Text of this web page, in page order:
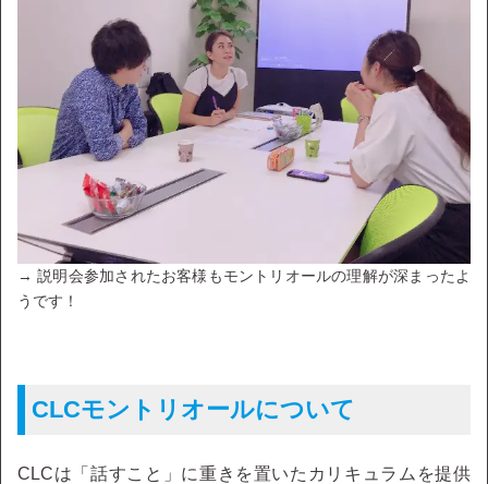
→ 説明会参加されたお客様もモントリオールの理解が深まったよ
うです！
CLCモントリオールについて
CLCは「話すこと」に重きを置いたカリキュラムを提供